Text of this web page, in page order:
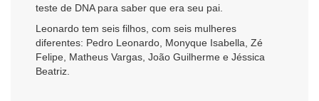
teste de DNA para saber que era seu pai.
Leonardo tem seis filhos, com seis mulheres
diferentes: Pedro Leonardo, Monyque Isabella, Zé
Felipe, Matheus Vargas, João Guilherme e Jéssica
Beatriz.